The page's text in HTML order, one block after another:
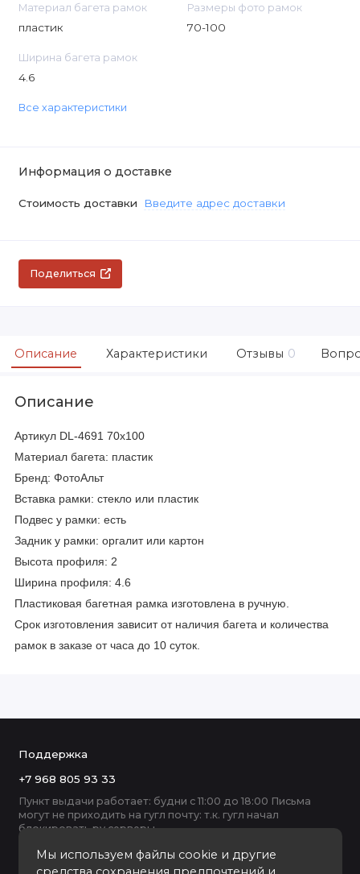
Материал багета рамок
пластик
Размеры фото рамок
70-100
Ширина багета рамок
4.6
Все характеристики
Информация о доставке
Стоимость доставки Введите адрес доставки
Поделиться
Описание Характеристики Отзывы 0
Описание
Артикул DL-4691 70х100
Материал багета: пластик
Бренд: ФотоАльт
Вставка рамки: стекло или пластик
Подвес у рамки: есть
Задник у рамки: оргалит или картон
Высота профиля: 2
Ширина профиля: 4.6
Пластиковая багетная рамка изготовлена в ручную.
Срок изготовления зависит от наличия багета и количества
рамок в заказе от часа до 10 суток.
Мы используем файлы cookie и другие
Поддержка
+7 968 805 93 33
Пункт выдачи работает: будни с 11:00 до 18:00 Письма
могут не приходить на гугл почту: т.к. гугл начал
блокировать ру серверы